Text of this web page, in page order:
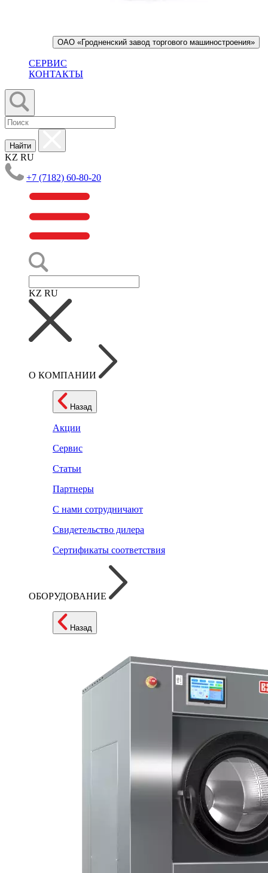
ОАО «Гродненский завод торгового машиностроения»
СЕРВИС
КОНТАКТЫ
Найти
KZ RU
+7 (7182) 60-80-20
KZ RU
О КОМПАНИИ
Назад
Акции
Сервис
Статьи
Партнеры
С нами сотрудничают
Свидетельство дилера
Сертификаты соответствия
ОБОРУДОВАНИЕ
Назад